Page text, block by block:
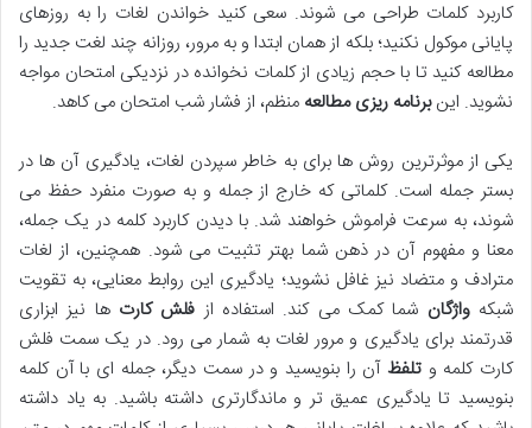
کاربرد کلمات طراحی می شوند. سعی کنید خواندن لغات را به روزهای
پایانی موکول نکنید؛ بلکه از همان ابتدا و به مرور، روزانه چند لغت جدید را
مطالعه کنید تا با حجم زیادی از کلمات نخوانده در نزدیکی امتحان مواجه
نشوید. اینبرنامه ریزی مطالعه منظم، از فشار شب امتحان می کاهد.
یکی از موثرترین روش ها برای به خاطر سپردن لغات، یادگیری آن ها در
بستر جمله است. کلماتی که خارج از جمله و به صورت منفرد حفظ می
شوند، به سرعت فراموش خواهند شد. با دیدن کاربرد کلمه در یک جمله،
معنا و مفهوم آن در ذهن شما بهتر تثبیت می شود. همچنین، از لغات
مترادف و متضاد نیز غافل نشوید؛ یادگیری این روابط معنایی، به تقویت
شبکهواژگان شما کمک می کند. استفاده از فلش کارت ها نیز ابزاری
قدرتمند برای یادگیری و مرور لغات به شمار می رود. در یک سمت فلش
کارت کلمه و تلفظ آن را بنویسید و در سمت دیگر، جمله ای با آن کلمه
بنویسید تا یادگیری عمیق تر و ماندگارتری داشته باشید. به یاد داشته